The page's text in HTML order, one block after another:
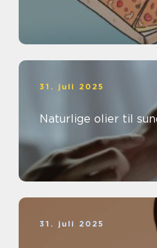
31. juli 2025
Naturlige olier til
31. juli 2025